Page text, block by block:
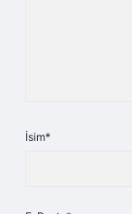
İsim*